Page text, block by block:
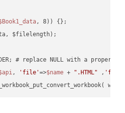
, 8)) {};
$filelength);
, 'file'=>$name + ".HTML" ,